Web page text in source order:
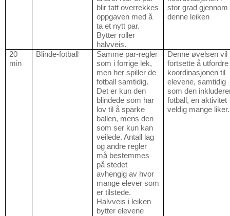
blir tatt overrekkes
oppgaven med å
ta et nytt par.
Bytter roller
halvveis.
stor grad gjennom
denne leiken
20
min
Blinde-fotball
Samme par-regler
som i forrige lek,
men her spiller de
fotball samtidig.
Det er kun den
blindede som har
lov til å sparke
ballen, mens den
som ser kun kan
veilede. Antall lag
og andre regler
må bestemmes
på stedet
avhengig av hvor
mange elever som
er tilstede.
Halvveis i leiken
bytter elevene
Denne øvelsen vil
fortsette å utfordre
koordinasjonen til
elevene, samtidig
som den
fotball, en aktivitet
veldig mange liker.